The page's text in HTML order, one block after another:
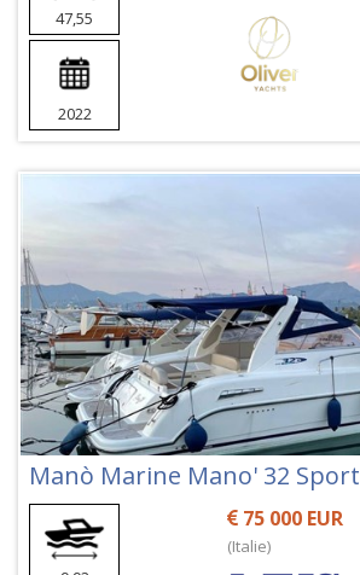
47,55
2022
Manò Marine Mano' 32 Sport
75 000 EUR
(Italie)